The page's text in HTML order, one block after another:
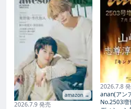
amazon →
2026.7.9 発売
2026.7.8
anan(アン
No.2503